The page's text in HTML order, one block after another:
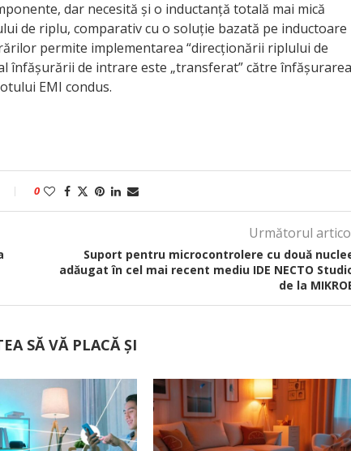
dar necesită și o inductanță totală mai mică
de riplu, comparativ cu o soluție bazată pe inductoare
permite implementarea “direcționării riplului de
înfășurării de intrare este „transferat” către înfășurarea
EMI condus.
0
Următorul
Suport pentru microcontrolere cu două
adăugat în cel mai recent mediu IDE NECTO
de la
SĂ VĂ PLACĂ ȘI